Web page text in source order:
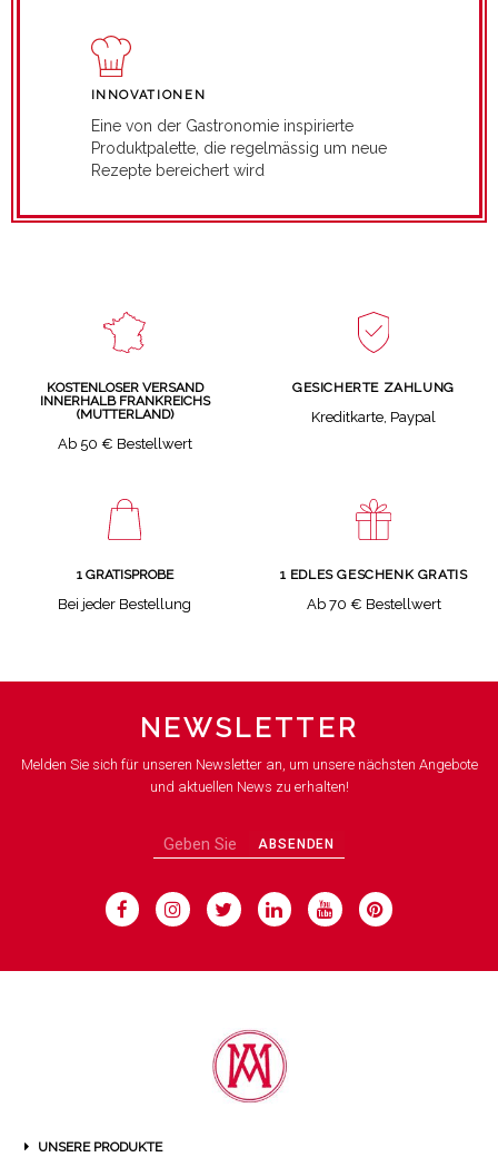
INNOVATIONEN
Eine von der Gastronomie inspirierte
Produktpalette, die regelmässig um neue
Rezepte bereichert wird
KOSTENLOSER VERSAND
INNERHALB FRANKREICHS
(MUTTERLAND)
Ab 50 € Bestellwert
GESICHERTE ZAHLUNG
Kreditkarte, Paypal
1 GRATISPROBE
Bei jeder Bestellung
1 EDLES GESCHENK GRATIS
Ab 70 € Bestellwert
NEWSLETTER
Melden Sie sich für unseren Newsletter an, um unsere nächsten Angebote
und aktuellen News zu erhalten!
ABSENDEN
UNSERE PRODUKTE